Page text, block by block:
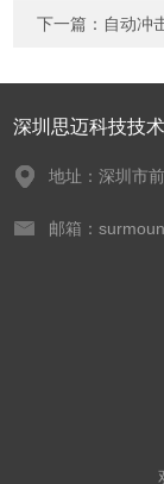
下一篇： 自动冲
深圳思迈科技技
地址：深圳市
邮箱：